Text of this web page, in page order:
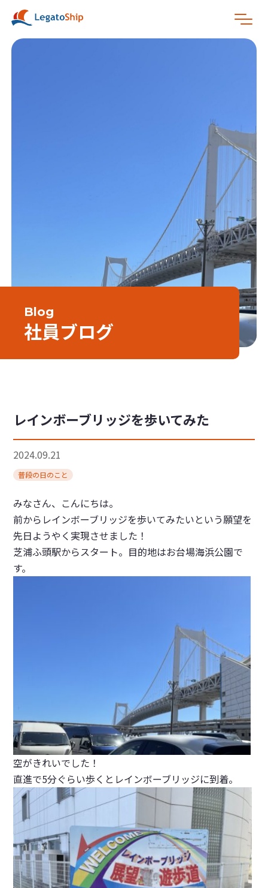
Blog
社員ブログ
レインボーブリッジを歩いてみた
2024.09.21
普段の日のこと
みなさん、こんにちは。
前からレインボーブリッジを歩いてみたいという願望を
先日ようやく実現させました！
芝浦ふ頭駅からスタート。目的地はお台場海浜公園で
す。
空がきれいでした！
直進で5分ぐらい歩くとレインボーブリッジに到着。